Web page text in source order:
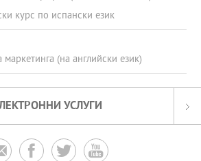
курс по испански език
(на английски език)
УСЛУГИ
  